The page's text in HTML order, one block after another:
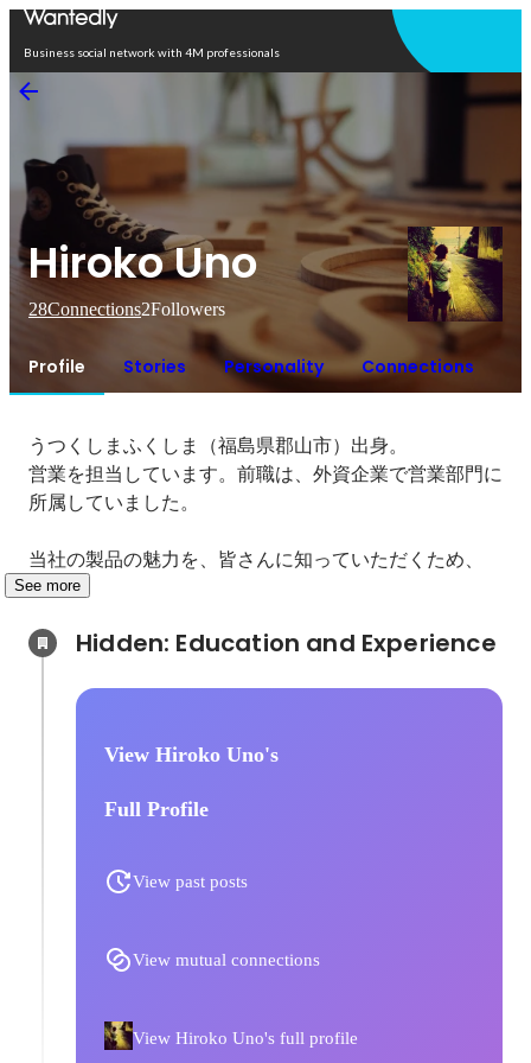
Business social network with 4M professionals
Hiroko Uno
28Connections2Followers
Profile Stories Personality Connections
うつくしまふくしま（福島県郡山市）出身。
営業を担当しています。前職は、外資企業で営業部門に
所属していました。
See more
View Hiroko Uno's
Full Profile
View past posts
View mutual connections
View Hiroko Uno's full profile